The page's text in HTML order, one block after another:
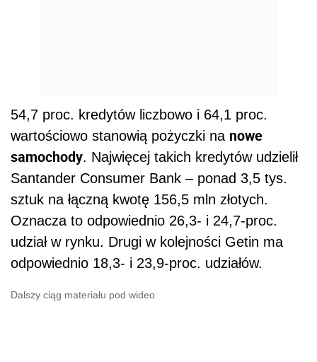
54,7 proc. kredytów liczbowo i 64,1 proc.
wartościowo stanowią pożyczki na nowe
samochody. Najwięcej takich kredytów udzielił
Santander Consumer Bank – ponad 3,5 tys.
sztuk na łączną kwotę 156,5 mln złotych.
Oznacza to odpowiednio 26,3- i 24,7-proc.
udział w rynku. Drugi w kolejności Getin ma
odpowiednio 18,3- i 23,9-proc. udziałów.
Dalszy ciąg materiału pod wideo